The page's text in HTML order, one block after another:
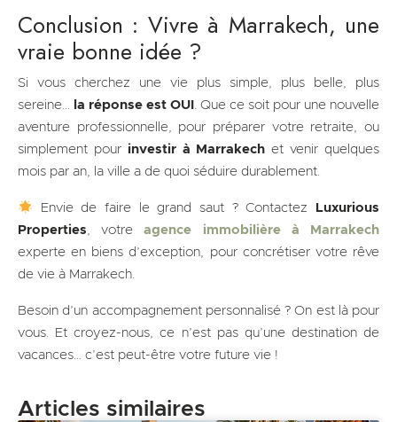
Conclusion : Vivre à Marrakech, une
vraie bonne idée ?
Si vous cherchez une vie plus simple, plus belle, plus
sereine… la réponse est OUI . Que ce soit pour une nouvelle
aventure professionnelle, pour préparer votre retraite, ou
simplement pour investir à Marrakech et venir quelques
mois par an, la ville a de quoi séduire durablement.
Envie de faire le grand saut ? Contactez
Luxurious
Properties, votreagence immobilière à Marrakech
experte en biens d’exception, pour concrétiser votre rêve
de vie à Marrakech.
Besoin d’un accompagnement personnalisé ? On est là pour
vous. Et croyez-nous, ce n’est pas qu’une destination de
vacances… c’est peut-être votre future vie !
Articles similaires